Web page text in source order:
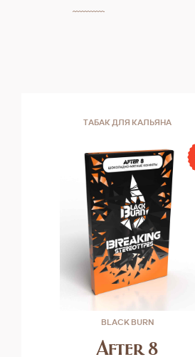
ТАБАК ДЛЯ КАЛЬЯНА
BLACK BURN
After 8